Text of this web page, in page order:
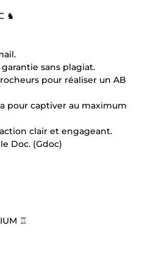
♞
sans plagiat.
pour réaliser un AB
pour captiver au maximum
clair et engageant.
Doc. (Gdoc)
♖